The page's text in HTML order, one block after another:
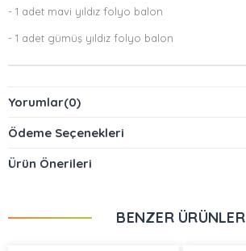
- 1 adet mavi yıldız folyo balon
- 1 adet gümüş yıldız folyo balon
Yorumlar(0)
Ödeme Seçenekleri
Ürün Önerileri
BENZER ÜRÜNLER